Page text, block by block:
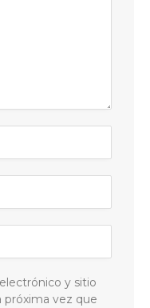
y sitio
próxima vez que